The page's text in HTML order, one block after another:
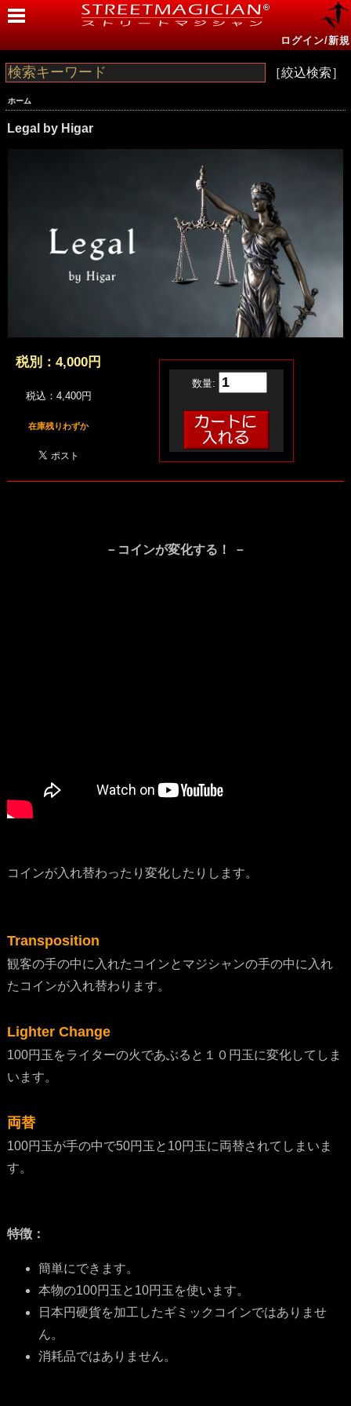
ログイン/新規
［絞込検索］
ホーム
Legal by Higar
税別： 4,000円
税込：4,400円
在庫残りわずか
数量:
－コインが変化する！ －
コインが入れ替わったり変化したりします。
Transposition
観客の手の中に入れたコインとマジシャンの手の中に入れ
たコインが入れ替わります。
Lighter Change
100円玉をライターの火であぶると１０円玉に変化してしま
います。
両替
100円玉が手の中で50円玉と10円玉に両替されてしまいま
す。
特徴：
簡単にできます。
本物の100円玉と10円玉を使います。
日本円硬貨を加工したギミックコインではありませ
ん。
消耗品ではありません。